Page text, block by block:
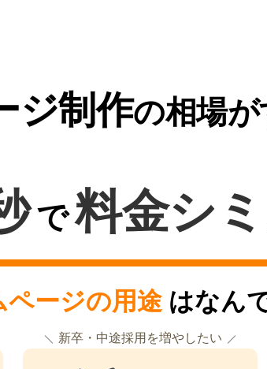
ジ制作の相場が
で料金シ
ページの用途はなん
新卒・中途採用を増やしたい